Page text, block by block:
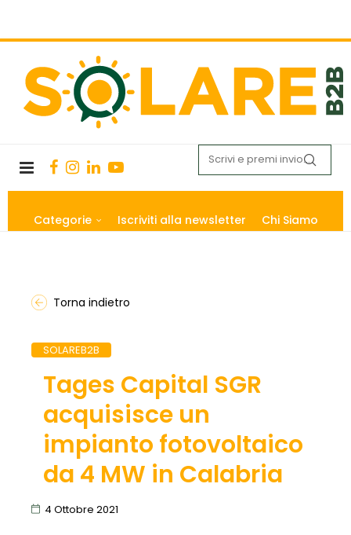
Categorie Iscriviti alla newsletter Chi Siamo
Torna indietro
SOLAREB2B
Tages Capital SGR
acquisisce un
impianto fotovoltaico
da 4 MW in Calabria
4 Ottobre 2021